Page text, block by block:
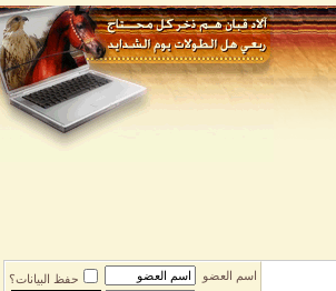
اسم العضو
حفظ البيانات؟